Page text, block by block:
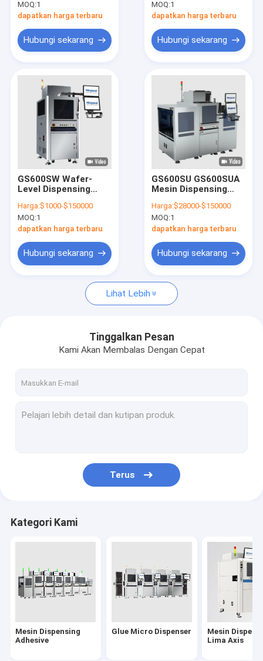
Produk
Pertunjukan VR
Tentang Kami
Tur Pabrik
Hubungi Kami
Minta Kutipan
Mesin Dispensing Adhesive
Mesin Dispensing Lima Axis
Mesin pemasangan sepenuhnya otomatis
Pump Platen Sekrup
Medis Stabil Dan
Konsisten
MOQ:1
dapatkan harga terbaru
Hubungi sekarang
untuk Manufaktur
MOQ:1
dapatkan harga terbaru
Hubungi sekarang
GS600SW Wafer-
Level Dispensing
pertama WLP CUF
Harga:$1000-$150000
MOQ:1
dapatkan harga terbaru
Hubungi sekarang
GS600SU GS600SUA
Mesin Dispensing
Form Underfill FCBGA
FCCSP SIP Packaging
CUF Aplikasi
Harga:$28000-$150000
MOQ:1
dapatkan harga terbaru
Hubungi sekarang
Lihat Lebih
Tinggalkan Pesan
Kami Akan Membalas Dengan Cepat
Terus
Kategori Kami
Mesin Dispensing
Adhesive
Glue Micro Dispenser
Mesin
Lima Axis